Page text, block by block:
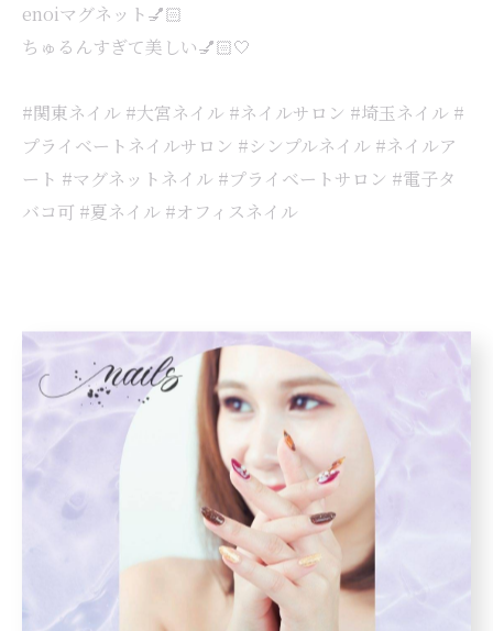
enoiマグネット💅🏻
ちゅるんすぎて美しい💅🏻🤍
#関東ネイル #大宮ネイル #ネイルサロン #埼玉ネイル #
プライベートネイルサロン #シンプルネイル #ネイルア
ート #マグネットネイル #プライベートサロン #電子タ
バコ可 #夏ネイル #オフィスネイル
< 前のページ 一覧に戻る 次のページ >
カテゴリー Categories
全てのカテゴリー